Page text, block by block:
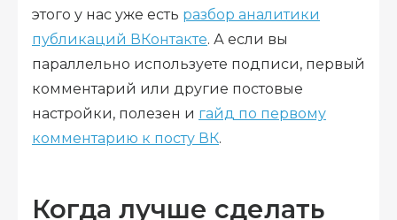
этого у нас уже есть разбор аналитики
публикаций ВКонтакте. А если вы
параллельно используете подписи, первый
комментарий или другие постовые
настройки, полезен и гайд по первому
комментарию к посту ВК.
Когда лучше сделать